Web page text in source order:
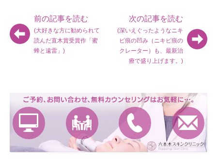
前の記事を読む
(大好きな方に勧められて
読んだ直木賞受賞作「蜜
蜂と遠雷」)
次の記事を読む
(深いえぐったようなニキ
ビ痕の凹み（ニキビ痕の
クレーター）も、最新治
療で盛り上げます。)